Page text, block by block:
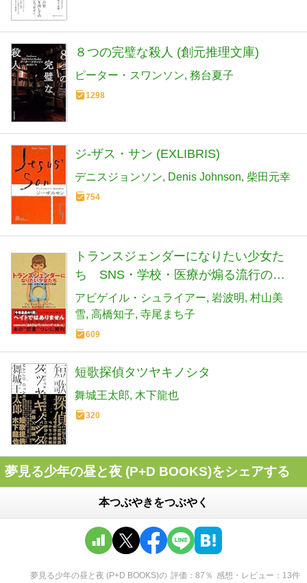
８つの完璧な殺人 (創元推理文庫)
ピーター・スワンソン 務台夏子
1298
ジ-ザス・サン (EXLIBRIS)
デニスジョンソン Denis Johnson 柴田元幸
754
トランスジェンダーになりたい少女た
ち SNS・学校・医療が煽る流行の悲
劇
アビゲイル・シュライアー 岩波明 村山美
雪 高橋知子 寺尾まち子
609
短歌探偵タツヤキノシタ
舞城王太郎 木下龍也
320
夢見る少年の昼と夜 (P+D BOOKS)をシェアする
本つぶやきをつぶやく
夢見る少年の昼と夜 (P+D BOOKS)の 評価 87 ％ 感想・レビュー 13件